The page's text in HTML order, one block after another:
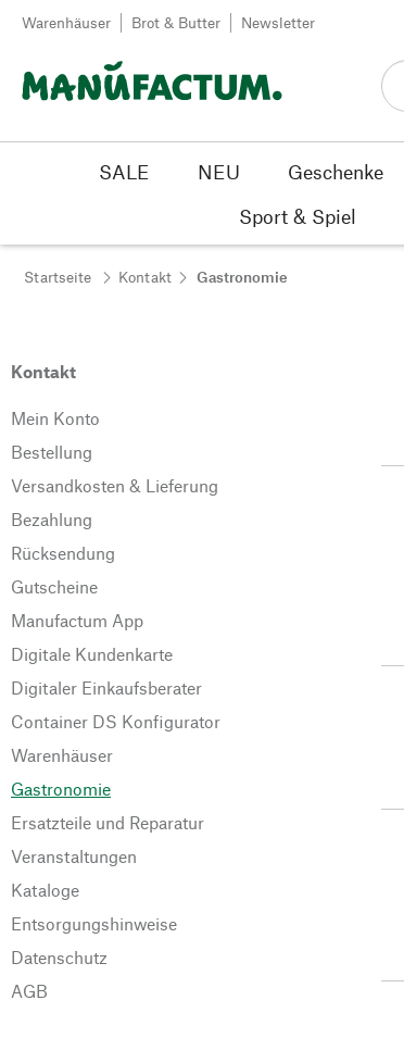
Zum Inhalt springen
Warenhäuser Brot & Butter Newsletter
SALE NEU Geschenke
Sport & Spiel
Startseite Kontakt Gastronomie
Kontakt
Mein Konto
Bestellung
Versandkosten & Lieferung
Bezahlung
Rücksendung
Gutscheine
Manufactum App
Digitale Kundenkarte
Digitaler Einkaufsberater
Container DS Konfigurator
Warenhäuser
Gastronomie
Ersatzteile und Reparatur
Veranstaltungen
Kataloge
Entsorgungshinweise
Datenschutz
AGB